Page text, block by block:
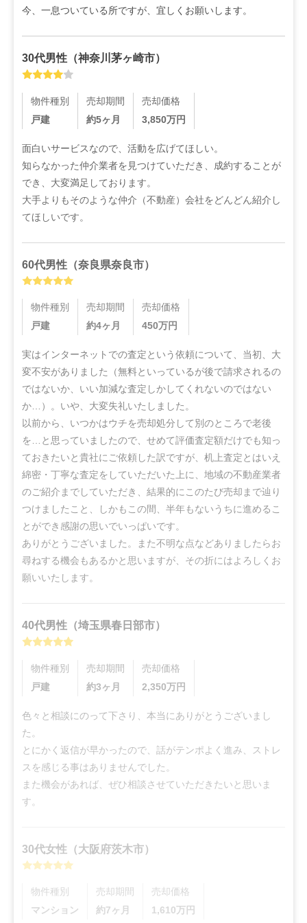
今、一息ついている所ですが、宜しくお願いします。
30代男性 （神奈川茅ヶ崎市）
物件種別
戸建
売却期間
約5ヶ月
売却価格
3,850万円
面白いサービスなので、活動を広げてほしい。
知らなかった仲介業者を見つけていただき、成約することが
でき、大変満足しております。
大手よりもそのような仲介（不動産）会社をどんどん紹介し
てほしいです。
60代男性 （奈良県奈良市）
物件種別
戸建
売却期間
約4ヶ月
売却価格
450万円
実はインターネットでの査定という依頼について、当初、大
変不安がありました（無料といっているが後で請求されるの
ではないか、いい加減な査定しかしてくれないのではない
か…）。いや、大変失礼いたしました。
以前から、いつかはウチを売却処分して別のところで老後
を…と思っていましたので、せめて評価査定額だけでも知っ
ておきたいと貴社にご依頼した訳ですが、机上査定とはいえ
綿密・丁寧な査定をしていただいた上に、地域の不動産業者
のご紹介までしていただき、結果的にこのたび売却まで辿り
つけましたこと、しかもこの間、半年もないうちに進めるこ
とができ感謝の思いでいっぱいです。
ありがとうございました。また不明な点などありましたらお
尋ねする機会もあるかと思いますが、その折にはよろしくお
願いいたします。
40代男性 （埼玉県春日部市）
物件種別
戸建
売却期間
約3ヶ月
売却価格
2,350万円
色々と相談にのって下さり、本当にありがとうございまし
た。
とにかく返信が早かったので、話がテンポよく進み、ストレ
スを感じる事はありませんでした。
また機会があれば、ぜひ相談させていただきたいと思いま
す。
30代女性 （大阪府茨木市）
物件種別
マンション
売却期間
約7ヶ月
売却価格
1,610万円